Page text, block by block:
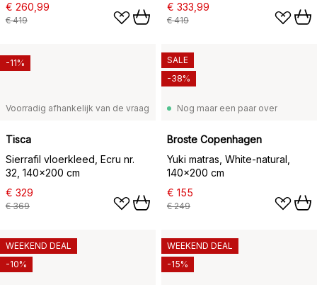
€ 260,99
€ 419
€ 333,99
€ 419
Voorradig afhankelijk van de vraag
Tisca
Sierrafil vloerkleed, Ecru nr.
32, 140x200 cm
€ 329
€ 369
-11%
Nog maar een paar over
Broste Copenhagen
Yuki matras, White-natural,
140x200 cm
€ 155
€ 249
SALE
-38%
WEEKEND DEAL
-10%
WEEKEND DEAL
-15%